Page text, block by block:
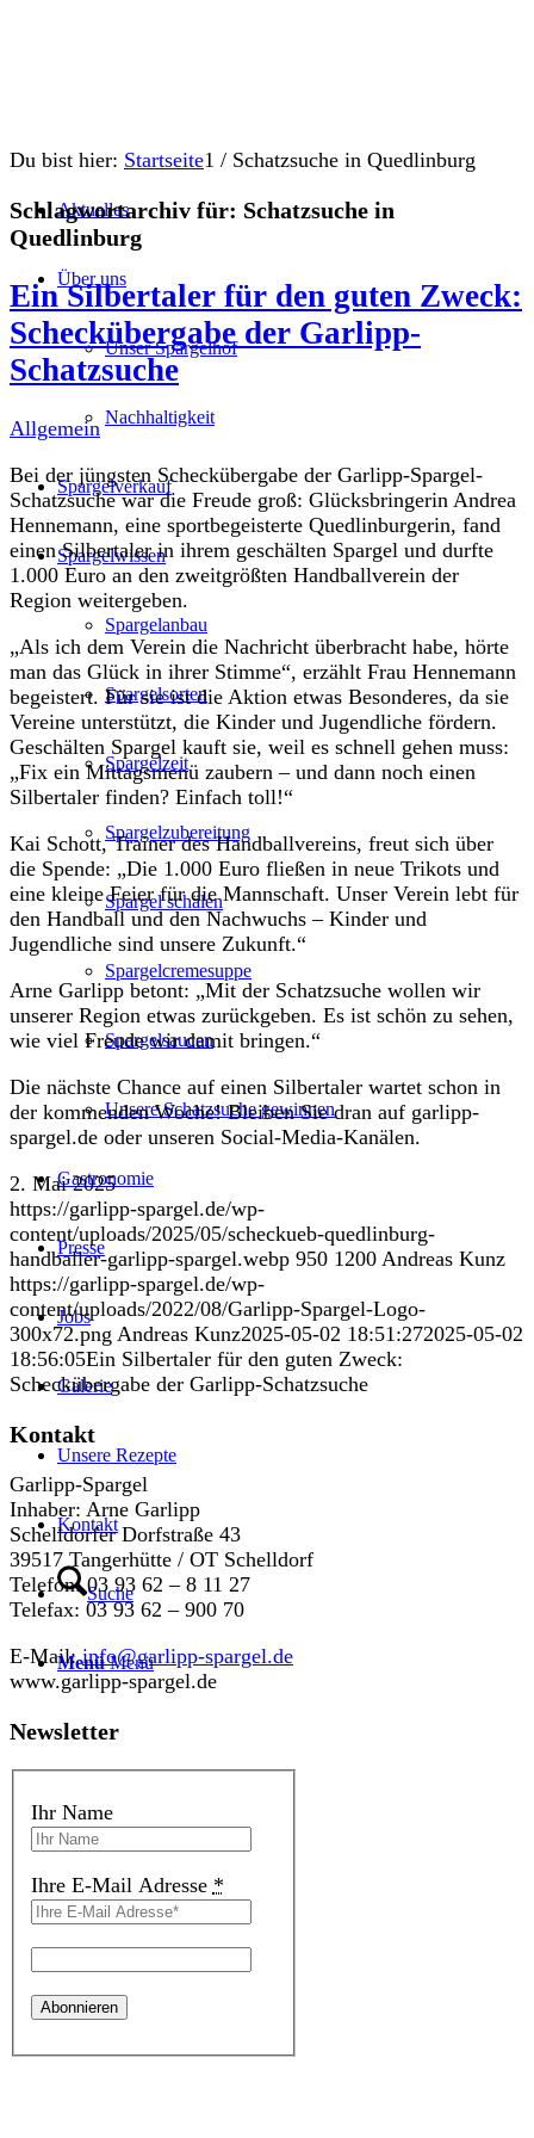
Aktuelles
Über uns
Unser Spargelhof
Nachhaltigkeit
Spargelverkauf
Spargelwissen
Spargelanbau
Spargelsorten
Spargelzeit
Spargelzubereitung
Spargel schälen
Spargelcremesuppe
Spargelsaucen
Unsere Schatzsuche gewinnen
Gastronomie
Presse
Jobs
Galerie
Unsere Rezepte
Kontakt
Suche
Menü Menü
Du bist hier: Startseite1 / Schatzsuche in Quedlinburg
Schlagwortarchiv für: Schatzsuche in
Quedlinburg
Ein Silbertaler für den guten Zweck:
Scheckübergabe der Garlipp-
Schatzsuche
Allgemein
Bei der jüngsten Scheckübergabe der Garlipp-Spargel-
Schatzsuche war die Freude groß: Glücksbringerin Andrea
Hennemann, eine sportbegeisterte Quedlinburgerin, fand
einen Silbertaler in ihrem geschälten Spargel und durfte
1.000 Euro an den zweitgrößten Handballverein der
Region weitergeben.
„Als ich dem Verein die Nachricht überbracht habe, hörte
man das Glück in ihrer Stimme“, erzählt Frau Hennemann
begeistert. Für sie ist die Aktion etwas Besonderes, da sie
Vereine unterstützt, die Kinder und Jugendliche fördern.
Geschälten Spargel kauft sie, weil es schnell gehen muss:
„Fix ein Mittagsmenü zaubern – und dann noch einen
Silbertaler finden? Einfach toll!“
Kai Schott, Trainer des Handballvereins, freut sich über
die Spende: „Die 1.000 Euro fließen in neue Trikots und
eine kleine Feier für die Mannschaft. Unser Verein lebt für
den Handball und den Nachwuchs – Kinder und
Jugendliche sind unsere Zukunft.“
Arne Garlipp betont: „Mit der Schatzsuche wollen wir
unserer Region etwas zurückgeben. Es ist schön zu sehen,
wie viel Freude wir damit bringen.“
Die nächste Chance auf einen Silbertaler wartet schon in
der kommenden Woche! Bleiben Sie dran auf garlipp-
spargel.de oder unseren Social-Media-Kanälen.
2. Mai 2025
https://garlipp-spargel.de/wp-
content/uploads/2025/05/scheckueb-quedlinburg-
handballer-garlipp-spargel.webp 950 1200 Andreas Kunz
https://garlipp-spargel.de/wp-
content/uploads/2022/08/Garlipp-Spargel-Logo-
300x72.png Andreas Kunz2025-05-02 18:51:272025-05-02
18:56:05Ein Silbertaler für den guten Zweck:
Scheckübergabe der Garlipp-Schatzsuche
Kontakt
Garlipp-Spargel
Inhaber: Arne Garlipp
Schelldorfer Dorfstraße 43
39517 Tangerhütte / OT Schelldorf
Telefon: 03 93 62 – 8 11 27
Telefax: 03 93 62 – 900 70
E-Mail:info@garlipp-spargel.de
www.garlipp-spargel.de
Newsletter
Ihr Name
Ihre E-Mail Adresse *